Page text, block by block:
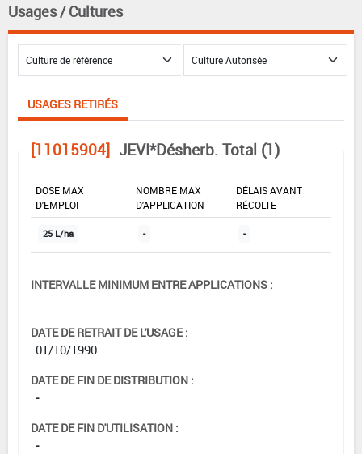
Usages / Cultures
USAGES RETIRÉS
[11015904] JEVI*Désherb. Total (1)
DOSE MAX
D'EMPLOI
NOMBRE MAX
D'APPLICATION
DÉLAIS AVANT
RÉCOLTE
25 L/ha - -
INTERVALLE MINIMUM ENTRE APPLICATIONS :
-
DATE DE RETRAIT DE L'USAGE :
01/10/1990
DATE DE FIN DE DISTRIBUTION :
-
DATE DE FIN D'UTILISATION :
-